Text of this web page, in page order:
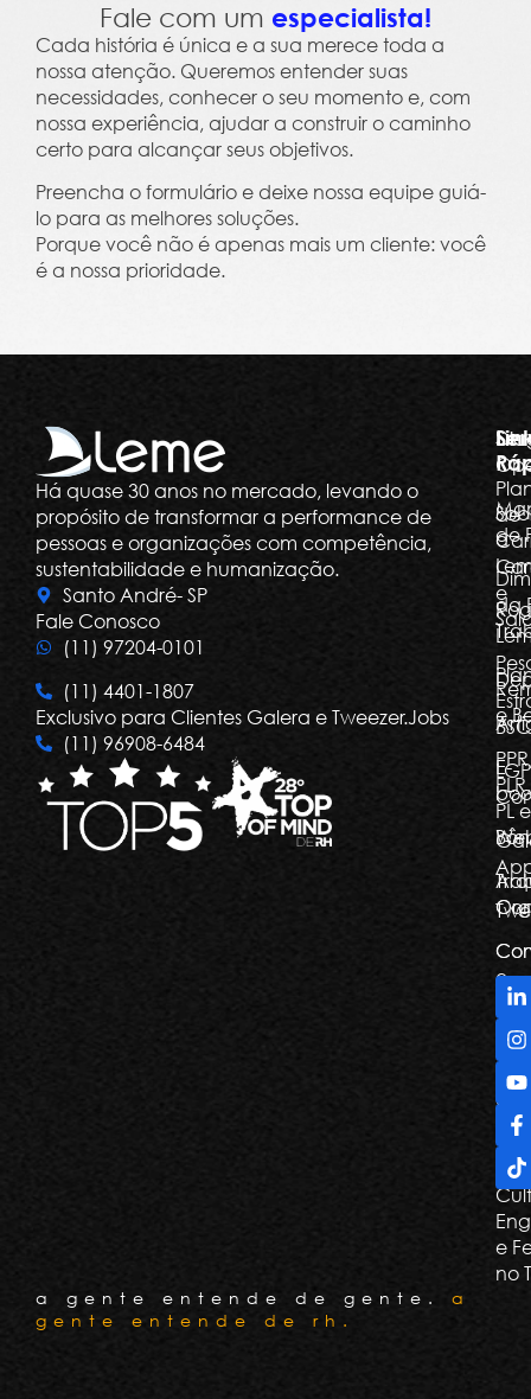
Fale com um especialista!
Cada história é única e a sua merece toda a
nossa atenção. Queremos entender suas
necessidades, conhecer o seu momento e, com
nossa experiência, ajudar a construir o caminho
certo para alcançar seus objetivos.
Preencha o formulário e deixe nossa equipe guiá-
lo para as melhores soluções.
Porque você não é apenas mais um cliente: você
é a nossa prioridade.
Há quase 30 anos no mercado, levando o
propósito de transformar a performance de
pessoas e organizações com competência,
sustentabilidade e humanização.
Santo André- SP
Fale Conosco
(11) 97204-0101
(11) 4401-1807
Exclusivo para Clientes Galera e Tweezer.Jobs
(11) 96908-6484
de
e
e
PLR,
PL e
e
e
e
no
de
da
a
E-
a gente entende de gente. a
gente entende de rh.